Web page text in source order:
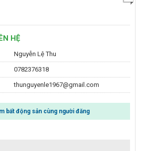
HỆ
Nguyễn Lệ Thu
0782376318
thunguyenle1967@gmail.com
bất động sản cùng người đăng